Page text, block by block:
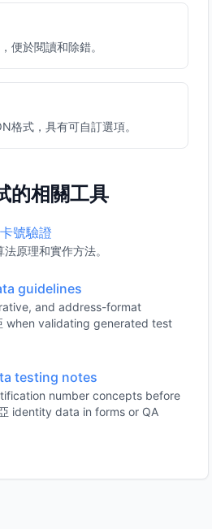
便於閱讀和除錯。
格式，具有可自訂選項。
的相關工具
號驗證
原理和實作方法。
guidelines
and address-format
when validating generated test
testing notes
number concepts before
identity data in forms or QA